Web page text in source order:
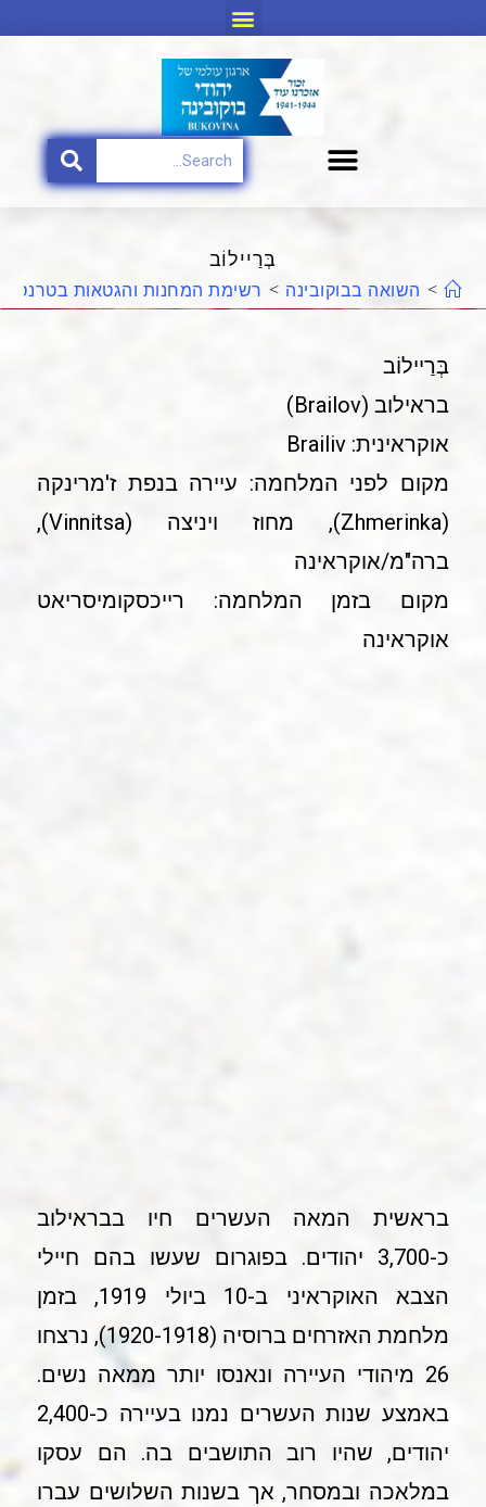
בְּרַיילוֹב
> השואה בבוקובינה > רשימת המחנות והגטאות
בְּרַיילוֹב
בראילוב (Brailov)
אוקראינית: Brailiv
מקום לפני המלחמה: עיירה בנפת ז'מרינקה
(Zhmerinka), מחוז ויניצה (Vinnitsa),
ברה"מ/אוקראינה
מקום בזמן המלחמה: רייכסקומיסריאט
אוקראינה
בראשית המאה העשרים חיו בבראילוב
כ-3,700 יהודים. בפוגרום שעשו בהם חיילי
הצבא האוקראיני ב-10 ביולי 1919, בזמן
מלחמת האזרחים ברוסיה (1920-1918), נרצחו
26 מיהודי העיירה ונאנסו יותר ממאה נשים.
באמצע שנות העשרים נמנו בעיירה כ-2,400
יהודים, שהיו רוב התושבים בה. הם עסקו
במלאכה ובמסחר, אך בשנות השלושים עברו